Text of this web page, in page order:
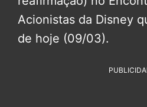
Acionistas da Disney
de hoje (09/03).